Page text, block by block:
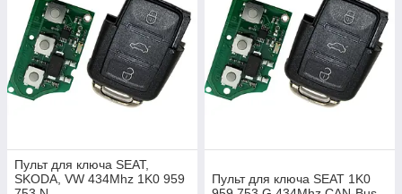
Пульт для ключа SEAT,
SKODA, VW 434Mhz 1K0 959
Пульт для ключа SEAT 1K0